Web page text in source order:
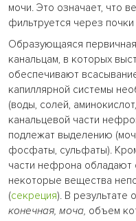
мочи. Это означает, что
фильтруется через
Образующаяся
канальцам, в которых
обеспечивают
капиллярной системы
(воды, солей,
канальцевой части
подлежат выделению
фосфаты, сульфаты).
части нефрона обладают
некоторые вещества
(секреция). В результате
конечная, моча, объем